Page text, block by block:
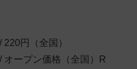
円（全国）
オープン価格（全国）R